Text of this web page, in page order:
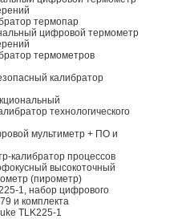
термопар
цифровой термометр
термометров
калибратор
технологического
мультиметр + ПО и
калибратор процессов
высокоточный
(пирометр)
1, набор цифрового
и комплекта
TLK225-1